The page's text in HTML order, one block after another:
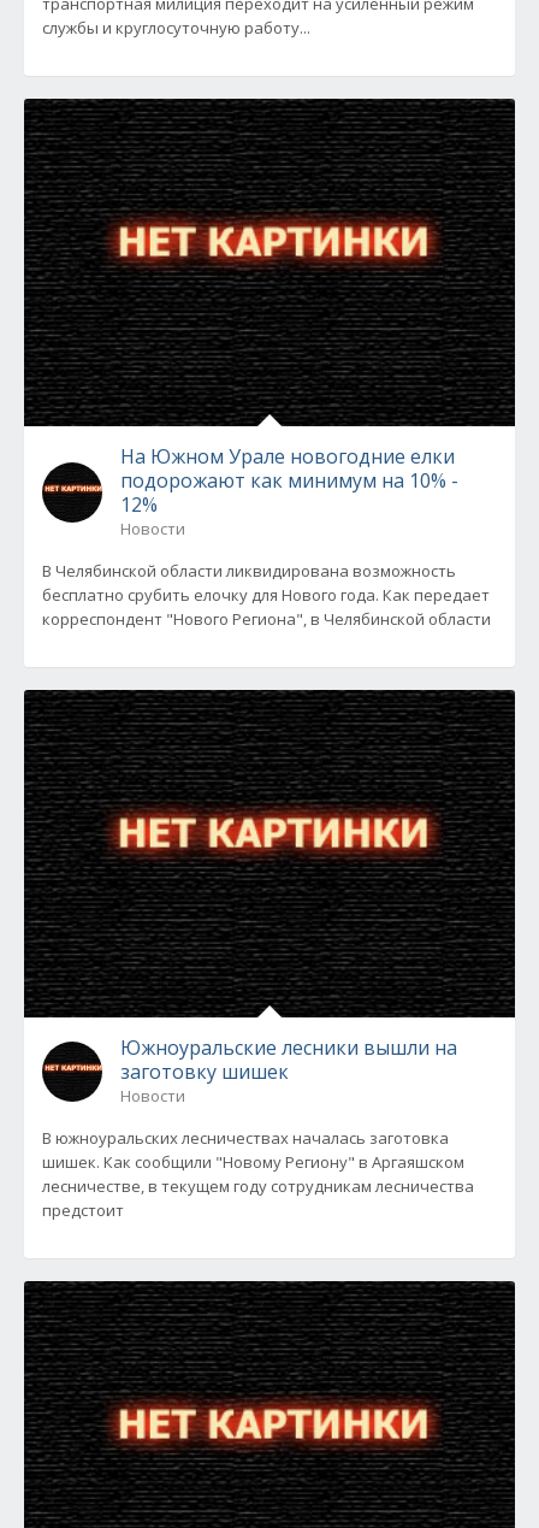
службы и круглосуточную работу...
На Южном Урале новогодние елки
подорожают как минимум на 10% -
12%
Новости
В Челябинской области ликвидирована возможность
бесплатно срубить елочку для Нового года. Как передает
корреспондент "Нового Региона", в Челябинской области
Южноуральские лесники вышли на
заготовку шишек
Новости
В южноуральских лесничествах началась заготовка
шишек. Как сообщили "Новому Региону" в Аргаяшском
лесничестве, в текущем году сотрудникам лесничества
предстоит